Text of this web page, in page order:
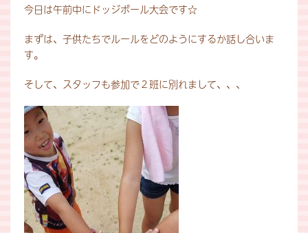
今日は午前中にドッジボール大会です☆
まずは、子供たちでルールをどのようにするか話し合いま
す。
そして、スタッフも参加で２班に別れまして、、、